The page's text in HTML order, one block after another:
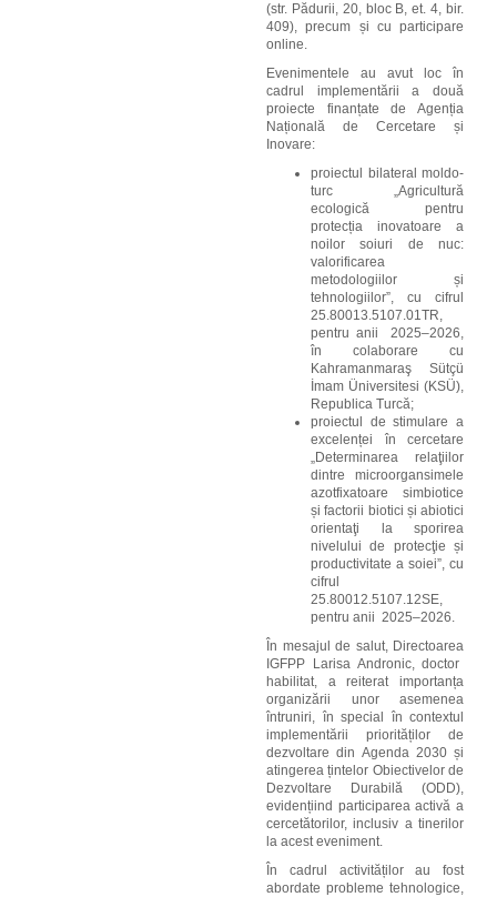
(str. Pădurii, 20, bloc B, et. 4, bir.
409), precum și cu participare
online.
Evenimentele au avut loc în
cadrul implementării a două
proiecte finanțate de Agenția
Națională de Cercetare și
Inovare:
proiectul bilateral moldo-
turc „Agricultură
ecologică pentru
protecția inovatoare a
noilor soiuri de nuc:
valorificarea
metodologiilor și
tehnologiilor”, cu cifrul
25.80013.5107.01TR,
pentru anii
2025–2026,
în colaborare cu
Kahramanmaraş Sütçü
İmam Üniversitesi (KSÜ),
Republica Turcă;
proiectul de stimulare a
excelenței în cercetare
„Determinarea relaţiilor
dintre microorgansimele
azotfixatoare simbiotice
și factorii biotici și abiotici
orientaţi la sporirea
nivelului de protecţie și
productivitate a soiei”, cu
cifrul
25.80012.5107.12SE,
pentru anii 2025–2026.
În mesajul de salut, Directoarea
IGFPP Larisa Andronic, doctor
habilitat, a reiterat importanța
organizării unor asemenea
întruniri, în special în contextul
implementării priorităților de
dezvoltare din Agenda 2030 și
atingereațintelor Obiectivelor de
Dezvoltare Durabilă (ODD),
evidențiind participarea activă a
cercetătorilor, inclusiv a tinerilor
la acest eveniment.
În cadrul activităților au fost
abordate probleme tehnologice,